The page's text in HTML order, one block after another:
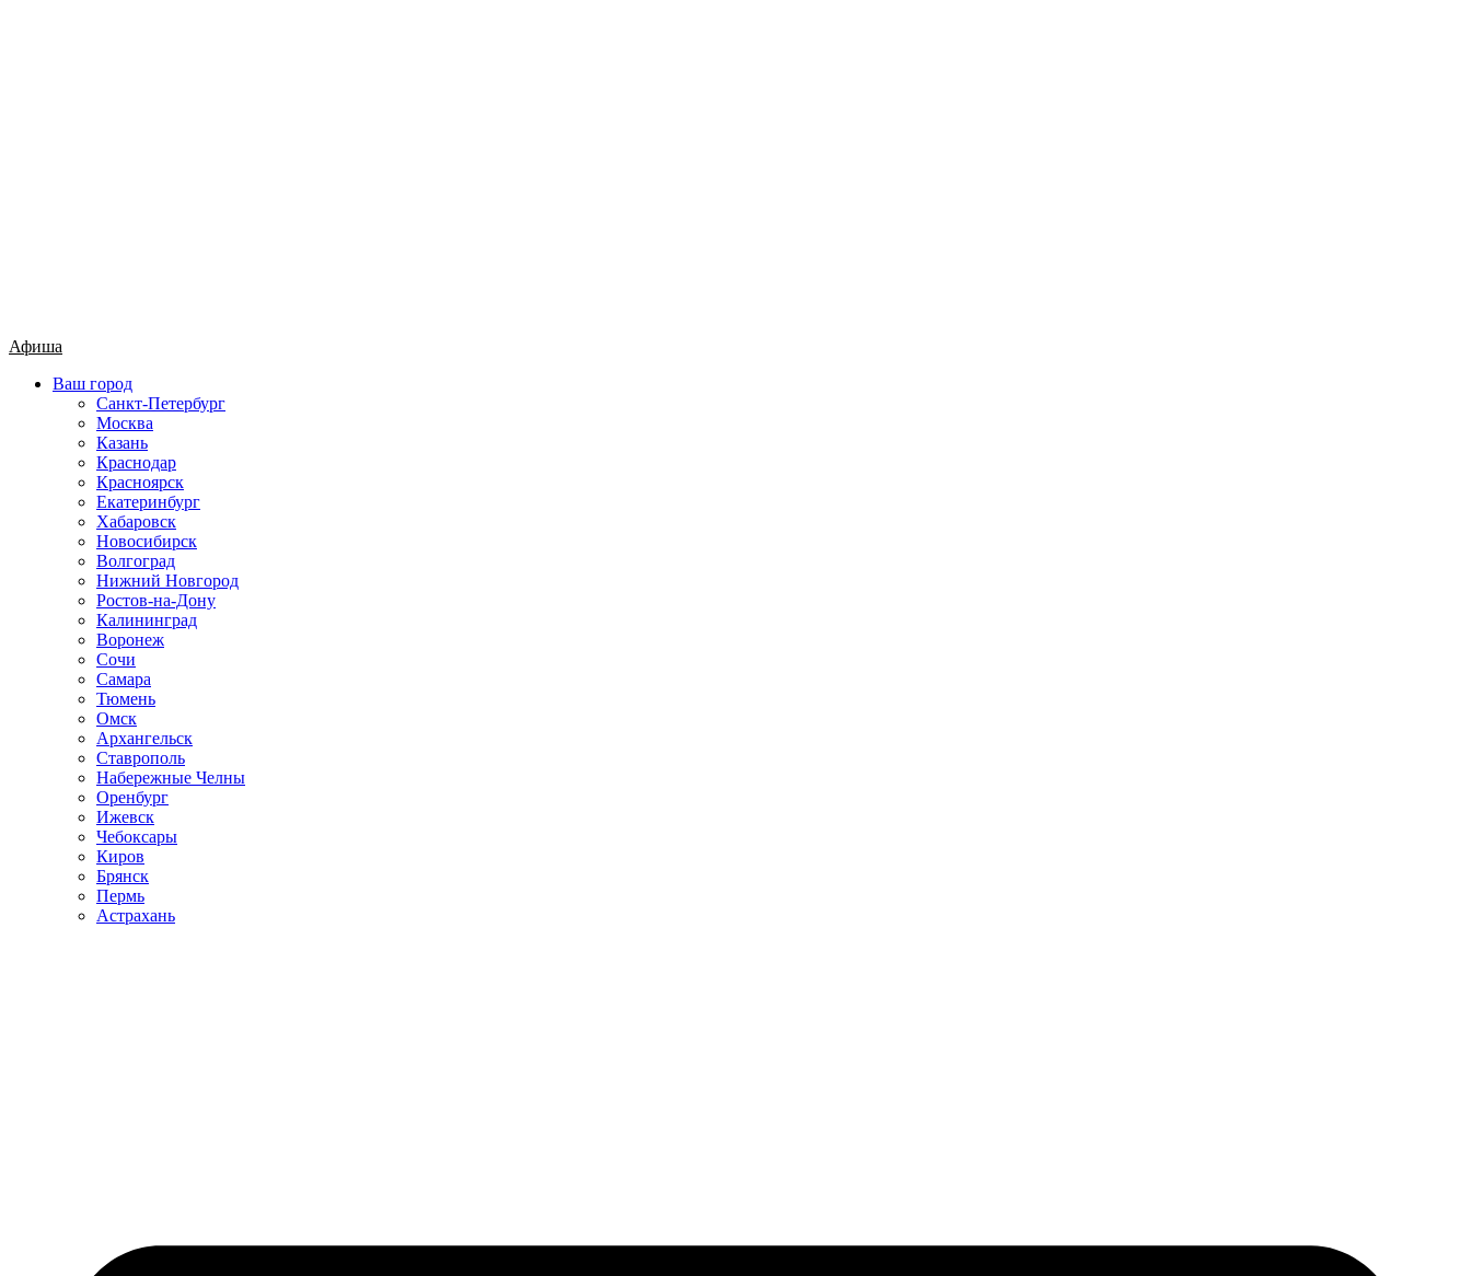
Афиша
Ваш город
Санкт-Петербург
Москва
Казань
Краснодар
Красноярск
Екатеринбург
Хабаровск
Новосибирск
Волгоград
Нижний Новгород
Ростов-на-Дону
Калининград
Воронеж
Сочи
Самара
Тюмень
Омск
Архангельск
Ставрополь
Набережные Челны
Оренбург
Ижевск
Чебоксары
Киров
Брянск
Пермь
Астрахань